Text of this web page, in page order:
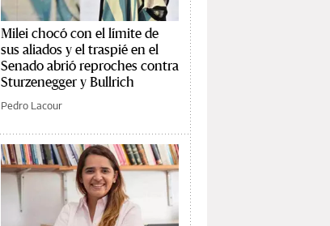
Milei chocó con el límite de
sus aliados y el traspié en el
Senado abrió reproches contra
Sturzenegger y Bullrich
Pedro Lacour